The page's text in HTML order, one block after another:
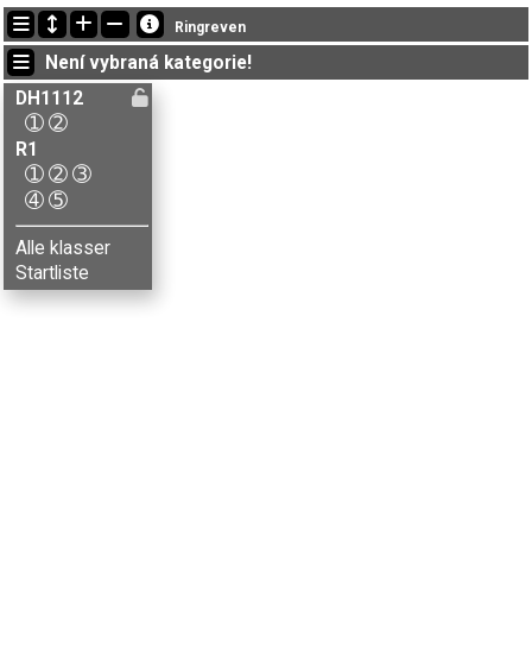
Nejnovější změny
14:53:02: Marie Hjelmstad (DH1112-2) doběhl v čase 51:28 (5)
14:52:31: Julie A. Brenna (DH1112-1) doběhl v čase 29:00 (5)
14:43:18: Håvard Kvamme (R1-5) got new status: dnf
Ringreven
Není vybraná kategorie!
DH1112
➀➁
R1
➀➁➂
➃➄
Alle klasser
Startliste